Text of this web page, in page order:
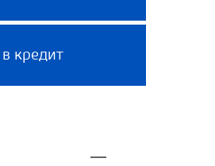
кредит